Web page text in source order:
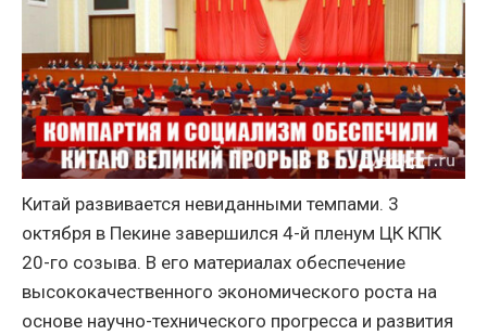
Китай развивается невиданными темпами. 3
октября в Пекине завершился 4-й пленум ЦК КПК
20-го созыва. В его материалах обеспечение
высококачественного экономического роста на
основе научно-технического прогресса и развития